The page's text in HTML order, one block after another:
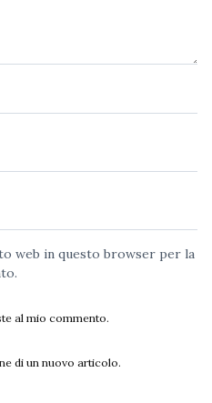
web in questo browser per la
al mio commento.
di un nuovo articolo.